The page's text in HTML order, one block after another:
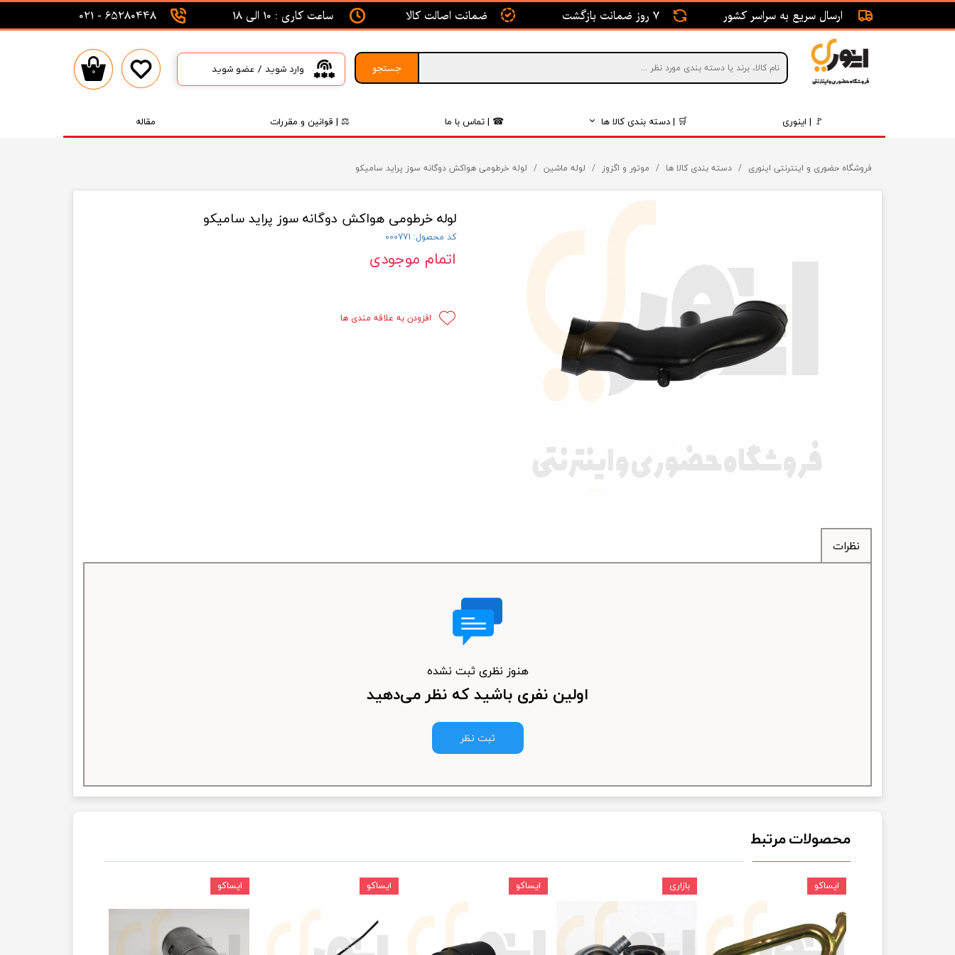
جستجو
🚩 | اینوری 🛒 | دسته بندی کالا ها
موتور و اگزوز
رینگ و لاستیک
انتقال قدرت
فرمان، جلوبندی و ترمز
☎ | تماس با ما ⚖ | قوانین و مقررات مقاله
ارسال سریع به سراسر کشور 7 روز ضمانت بازگشت ضمانت اصالت کالا ساعت کاری : 10 الی 18 65280448 - 021
۰ وارد شوید / عضو شوید
حساب کاربری من
تغییر گذر واژه
فروشگاه حضوری و اینترنتی اینوری دسته بندی کالا ها موتور و اگزوز لوله ماشین لوله خرطومی هواکش دوگانه سوز پراید سامیکو
لوله خرطومی هواکش دوگانه سوز پراید سامیکو
کد محصول: 000771
اتمام موجودی
افزودن به علاقه مندی ها
نظرات
هنوز نظری ثبت نشده
اولین نفری باشید که نظر می‌دهید
ثبت نظر
محصولات مرتبط
ایساکو ایساکو ایساکو بازاری ایساکو